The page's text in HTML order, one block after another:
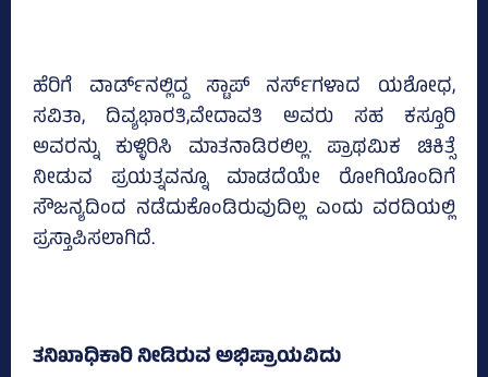
ಹೆರಿಗೆ ವಾರ್ಡ್‌ನಲ್ಲಿದ್ದ ಸ್ಟಾಪ್‌ ನರ್ಸ್‌ಗಳಾದ ಯಶೋಧ,
ಸವಿತಾ, ದಿವ್ಯಭಾರತಿ,ವೇದಾವತಿ ಅವರು ಸಹ ಕಸ್ತೂರಿ
ಅವರನ್ನು ಕುಳ್ಳಿರಿಸಿ ಮಾತನಾಡಿರಲಿಲ್ಲ. ಪ್ರಾಥಮಿಕ ಚಿಕಿತ್ಸೆ
ನೀಡುವ ಪ್ರಯತ್ನವನ್ನೂ ಮಾಡದೆಯೇ ರೋಗಿಯೊಂದಿಗೆ
ಸೌಜನ್ಯದಿಂದ ನಡೆದುಕೊಂಡಿರುವುದಿಲ್ಲ ಎಂದು ವರದಿಯಲ್ಲಿ
ಪ್ರಸ್ತಾಪಿಸಲಾಗಿದೆ.
ತನಿಖಾಧಿಕಾರಿ ನೀಡಿರುವ ಅಭಿಪ್ರಾಯವಿದು